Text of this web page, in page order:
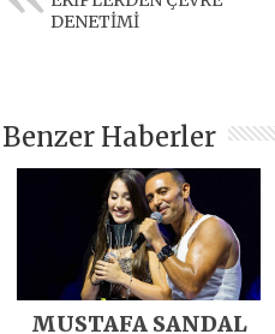
DENETİMİ
Benzer Haberler
MUSTAFA SANDAL